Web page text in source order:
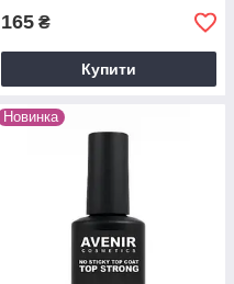
165 ₴
Купити
Новинка